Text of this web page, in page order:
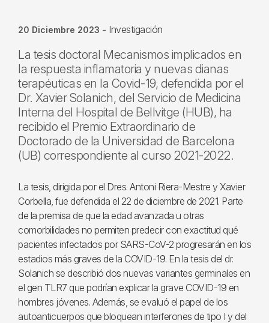
20 Diciembre 2023 - Investigación
La tesis doctoral Mecanismos implicados en
la respuesta inflamatoria y nuevas dianas
terapéuticas en la Covid-19, defendida por el
Dr. Xavier Solanich, del Servicio de Medicina
Interna del Hospital de Bellvitge (HUB), ha
recibido el Premio Extraordinario de
Doctorado de la Universidad de Barcelona
(UB) correspondiente al curso 2021-2022.
La tesis, dirigida por el Dres. Antoni Riera-Mestre y Xavier
Corbella, fue defendida el 22 de diciembre de 2021. Parte
de la premisa de que la edad avanzada u otras
comorbilidades no permiten predecir con exactitud qué
pacientes infectados por SARS-CoV-2 progresarán en los
estadios más graves de la COVID-19. En la tesis del dr.
Solanich se describió dos nuevas variantes germinales en
el gen TLR7 que podrían explicar la grave COVID-19 en
hombres jóvenes. Además, se evaluó el papel de los
autoanticuerpos que bloquean interferones de tipo I y del